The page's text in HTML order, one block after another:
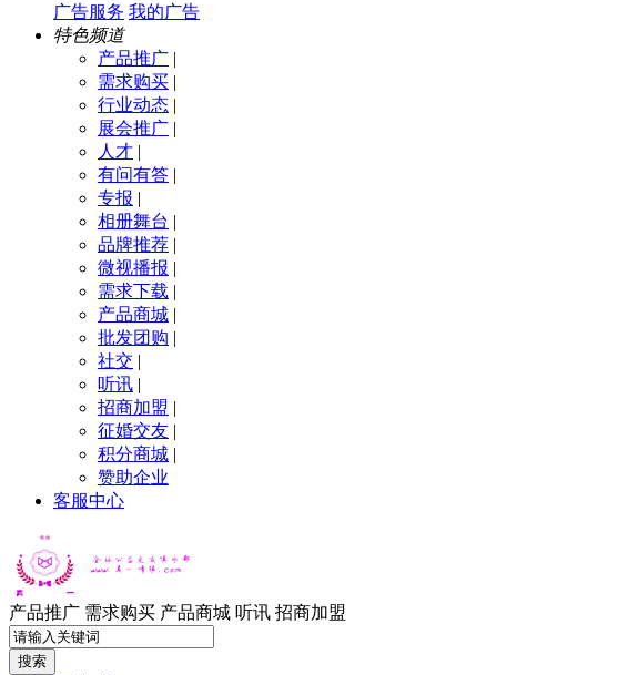
广告服务 我的广告
特色频道
产品推广 |
需求购买 |
行业动态 |
展会推广 |
人才 |
有问有答 |
专报 |
相册舞台 |
品牌推荐 |
微视播报 |
需求下载 |
产品商城 |
批发团购 |
社交 |
听讯 |
招商加盟 |
征婚交友 |
积分商城 |
赞助企业
客服中心
产品推广 需求购买 产品商城 听讯 招商加盟
搜索